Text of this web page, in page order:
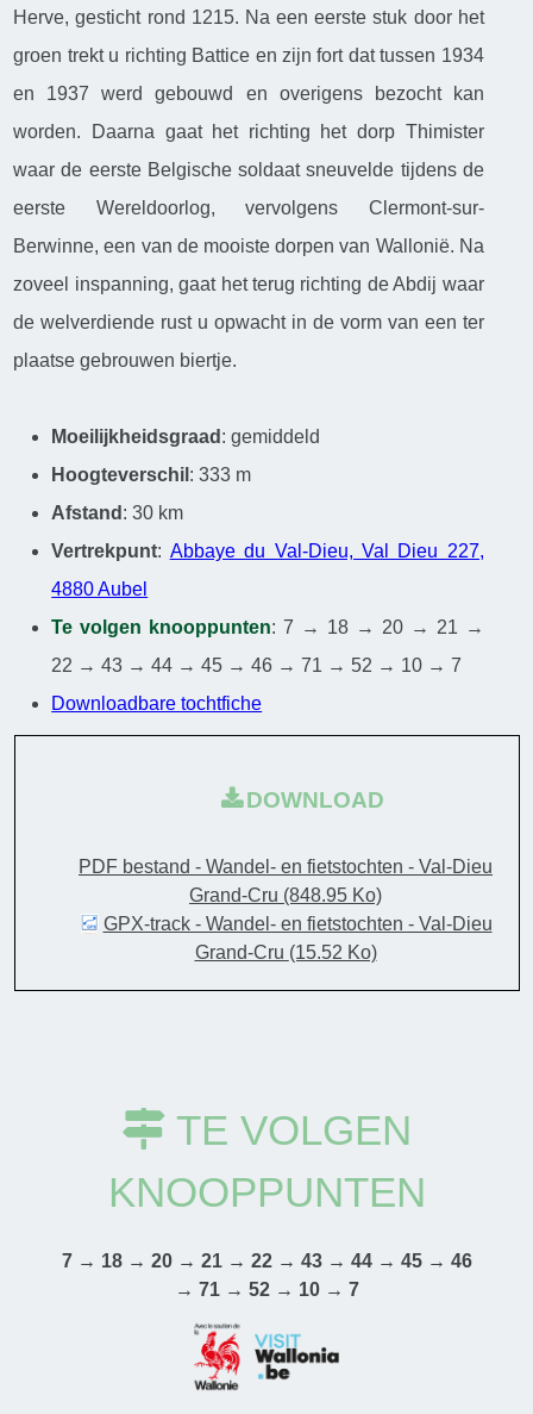
Herve, gesticht rond 1215. Na een eerste stuk door het
groen trekt u richting Battice en zijn fort dat tussen 1934
en 1937 werd gebouwd en overigens bezocht kan
worden. Daarna gaat het richting het dorp Thimister
waar de eerste Belgische soldaat sneuvelde tijdens de
eerste Wereldoorlog, vervolgens Clermont-sur-
Berwinne, een van de mooiste dorpen van Wallonië. Na
zoveel inspanning, gaat het terug richting de Abdij waar
de welverdiende rust u opwacht in de vorm van een ter
plaatse gebrouwen biertje.
Moeilijkheidsgraad : gemiddeld
Hoogteverschil : 333 m
Afstand : 30 km
Vertrekpunt: Abbaye du Val-Dieu, Val Dieu 227,
4880 Aubel
Te volgen knooppunten: 7 → 18 → 20 → 21 →
22 → 43 → 44 → 45 → 46 → 71 → 52 → 10 → 7
Downloadbare tochtfiche
DOWNLOAD
PDF bestand - Wandel- en fietstochten - Val-Dieu
Grand-Cru (848.95 Ko)
GPX-track - Wandel- en fietstochten - Val-Dieu
Grand-Cru (15.52 Ko)
TE VOLGEN
KNOOPPUNTEN
7 → 18 → 20 → 21 → 22 → 43 → 44 → 45 → 46
→ 71 → 52 → 10 → 7